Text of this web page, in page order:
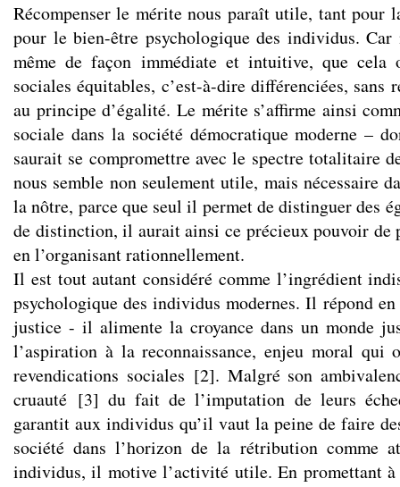
Récompenser le mérite nous paraît utile, tant pour
pour le bien-être psychologique des individus. Car
même de façon immédiate et intuitive, que cela
sociales équitables, c’est-à-dire différenciées, sans
au principe d’égalité. Le mérite s’affirme ainsi
sociale dans la société démocratique moderne –
saurait se compromettre avec le spectre totalitaire
nous semble non seulement utile, mais nécessaire
la nôtre, parce que seul il permet de distinguer des
de distinction, il aurait ainsi ce précieux pouvoir de
en l’organisant rationnellement.
Il est tout autant considéré comme l’ingrédient
psychologique des individus modernes. Il répond
justice - il alimente la croyance dans un monde
l’aspiration à la reconnaissance, enjeu moral qui
revendications sociales [2]. Malgré son
cruauté [3] du fait de l’imputation de leurs
garantit aux individus qu’il vaut la peine de faire
société dans l’horizon de la rétribution comme
individus, il motive l’activité utile. En promettant à